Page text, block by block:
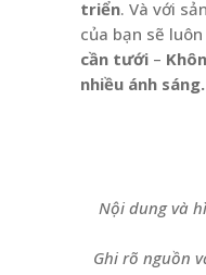
triển. Và với
của bạn sẽ
cần tưới –
nhiều ánh sáng.
Nội dung và
Ghi rõ nguồn